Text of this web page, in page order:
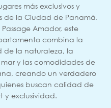
más exclusivos y
de la Ciudad de Panamá.
Amador, este
combina la
de la naturaleza, la
y las comodidades de
creando un verdadero
buscan calidad de
y exclusividad.